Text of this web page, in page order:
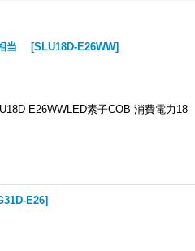
当 [SLU18D-E26WW]
E26WWLED素子COB 消費電力18
E26]